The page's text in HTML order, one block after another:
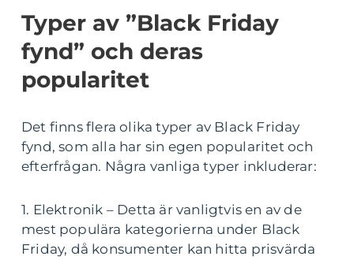
Typer av ”Black Friday
fynd” och deras
popularitet
Det finns flera olika typer av Black Friday
fynd, som alla har sin egen popularitet och
efterfrågan. Några vanliga typer inkluderar:
1. Elektronik – Detta är vanligtvis en av de
mest populära kategorierna under Black
Friday, då konsumenter kan hitta prisvärda